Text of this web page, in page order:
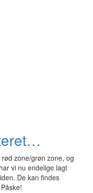
zone/grøn zone, og
vi nu endelige lagt
De kan findes